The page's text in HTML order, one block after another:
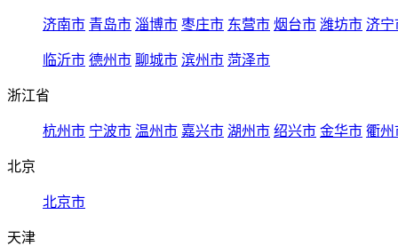
济南市 青岛市 淄博市 枣庄市 东营市 烟台市 潍坊市 济宁
临沂市 德州市 聊城市 滨州市 菏泽市
浙江省
杭州市 宁波市 温州市 嘉兴市 湖州市 绍兴市 金华市 衢州
北京
北京市
天津